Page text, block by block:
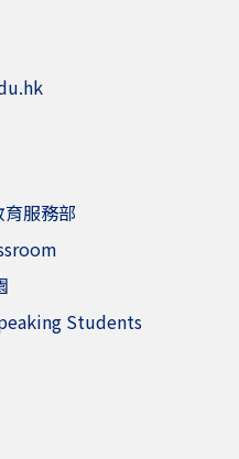
服務部
Students